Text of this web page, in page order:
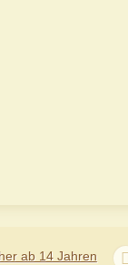
ab 14 Jahren